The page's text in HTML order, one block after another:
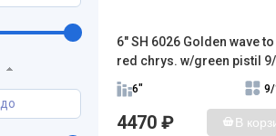
до
6" SH 6026 Golden wave
red chrys. w/green pistil 9/
6" 9/
4470 ₽ В